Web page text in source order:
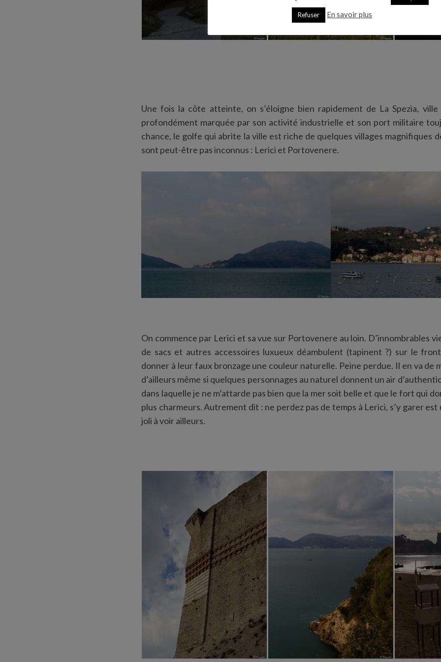
Une fois la côte atteinte, on s’éloigne bien rapidement de La Spezia, ville
profondément marquée par son activité industrielle et son port militaire
chance, le golfe qui abrite la ville est riche de quelques villages magnifiques
sont peut-être pas inconnus : Lerici et Portovenere.
On commence par Lerici et sa vue sur Portovenere au loin. D’innombrables
de sacs et autres accessoires luxueux déambulent (tapinent ?) sur le
donner à leur faux bronzage une couleur naturelle. Peine perdue. Il en va de
d’ailleurs même si quelques personnages au naturel donnent un air
dans laquelle je ne m’attarde pas bien que la mer soit belle et que le fort qui
plus charmeurs. Autrement dit : ne perdez pas de temps à Lerici, s’y garer est
joli à voir ailleurs.
Refuser En savoir plus